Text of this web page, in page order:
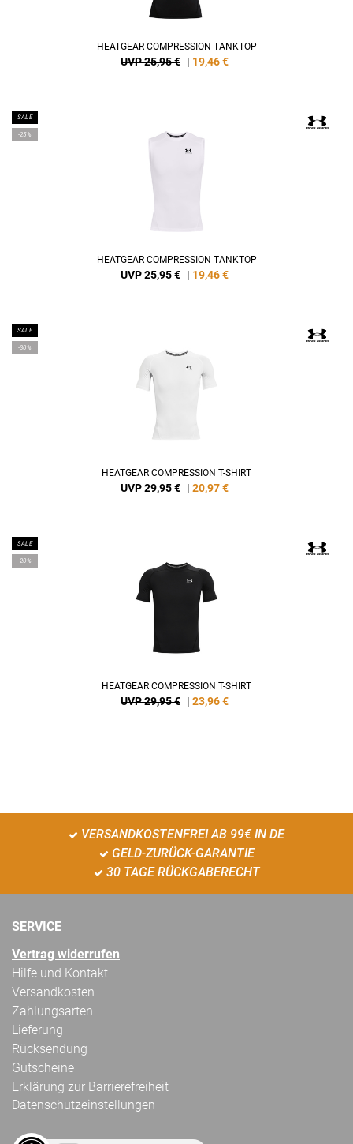
HEATGEAR COMPRESSION TANKTOP
UVP 25,95 € | 19,46€
SALE
-25%
HEATGEAR COMPRESSION TANKTOP
UVP 25,95 € | 19,46€
SALE
-30%
HEATGEAR COMPRESSION T-SHIRT
UVP 29,95 € | 20,97€
SALE
-20%
HEATGEAR COMPRESSION T-SHIRT
UVP 29,95 € | 23,96€
VERSANDKOSTENFREI AB 99€ IN DE
GELD-ZURÜCK-GARANTIE
30 TAGE RÜCKGABERECHT
SERVICE
Vertrag widerrufen
Hilfe und Kontakt
Versandkosten
Zahlungsarten
Lieferung
Rücksendung
Gutscheine
Erklärung zur Barrierefreiheit
Datenschutzeinstellungen